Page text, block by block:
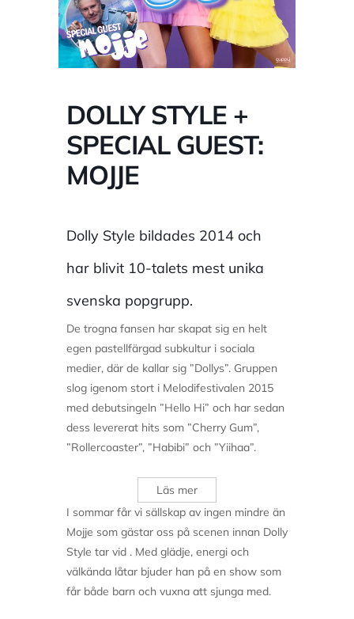
DOLLY STYLE +
SPECIAL GUEST:
MOJJE
Dolly Style bildades 2014 och
har blivit 10-talets mest unika
svenska popgrupp.
De trogna fansen har skapat sig en helt
egen pastellfärgad subkultur i sociala
medier, där de kallar sig ”Dollys”. Gruppen
slog igenom stort i Melodifestivalen 2015
med debutsingeln ”Hello Hi” och har sedan
dess levererat hits som ”Cherry Gum”,
”Rollercoaster”, ”Habibi” och ”Yiihaa”.
Läs mer
I sommar får vi sällskap av ingen mindre än
Mojje som gästar oss på scenen innan Dolly
Style tar vid . Med glädje, energi och
välkända låtar bjuder han på en show som
får både barn och vuxna att sjunga med.